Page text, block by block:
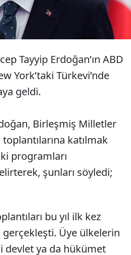
etti.
Tayyip Erdoğan’ın ABD
York’taki Türkevi’nde
geldi.
Birleşmiş Milletler
toplantılarına katılmak
programları
şunları söyledi;
bu yıl ilk kez
Üye ülkelerin
devlet ya da hükümet